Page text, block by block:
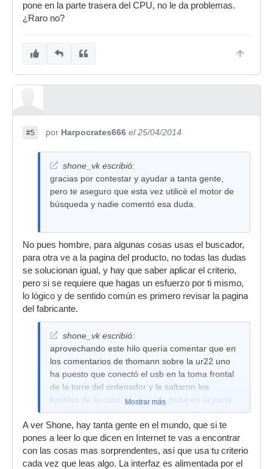
pone en la parte trasera del CPU, no le da problemas.
¿Raro no?
#5 por Harpocrates666 el 25/04/2014
shone_vk escribió:
gracias por contestar y ayudar a tanta gente,
pero te aseguro que esta vez utilicé el motor de
búsqueda y nadie comentó esa duda.
No pues hombre, para algunas cosas usas el buscador,
para otra ve a la pagina del producto, no todas las dudas
se solucionan igual, y hay que saber aplicar el criterio,
pero si se requiere que hagas un esfuerzo por ti mismo,
lo lógico y de sentido común es primero revisar la pagina
del fabricante.
shone_vk escribió:
aprovechando este hilo quería comentar que en
los comentarios de thomann sobre la ur22 uno
ha puesto que conectó el usb en la toma frontal
de la torre del ordenador y le saltaron los
fusibles de la casa. Y que si lo pone en la parte
trasera del CPU, no le da problemas. ¿Raro no?
Mostrar más
A ver Shone, hay tanta gente en el mundo, que si te
pones a leer lo que dicen en Internet te vas a encontrar
con las cosas mas sorprendentes, así que usa tu criterio
cada vez que leas algo. La interfaz es alimentada por el